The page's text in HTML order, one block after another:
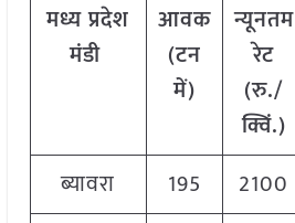
मध्यप्रदेश
मंडी
आवक
(टन
में)
न्यूनतम
रेट
(रु./
क्विं.)
ब्यावरा
195 2100